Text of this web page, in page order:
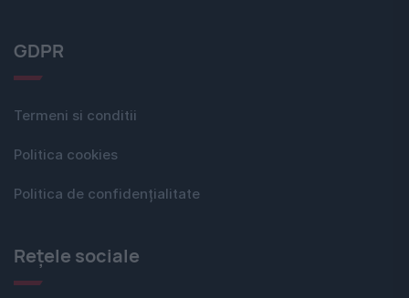
GDPR
Termeni si conditii
Politica cookies
Politica de confidențialitate
Rețele sociale